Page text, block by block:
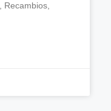
Recambios,